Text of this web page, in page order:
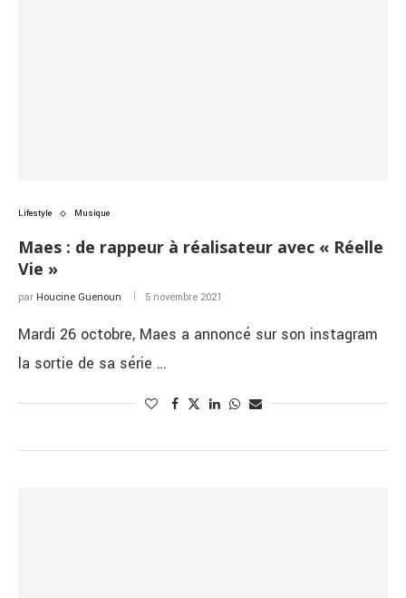
Lifestyle Musique
Maes : de rappeur à réalisateur avec « Réelle
Vie »
par Houcine Guenoun 5 novembre 2021
Mardi 26 octobre, Maes a annoncé sur son instagram
la sortie de sa série …